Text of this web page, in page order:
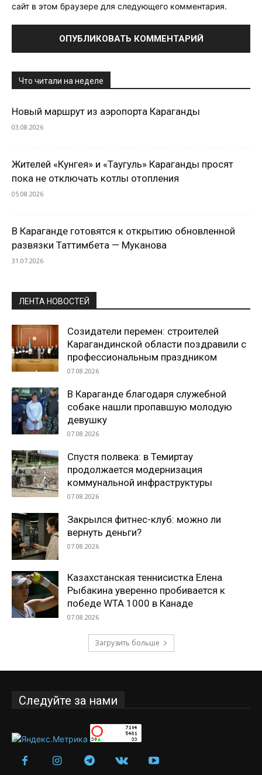
сайт в этом браузере для следующего комментария.
Что читали на неделе
Новый маршрут из аэропорта Караганды
03.08.2026
Жителей «Кунгея» и «Таугуль» Караганды просят
пока не отключать котлы отопления
05.08.2026
В Караганде готовятся к открытию обновленной
развязки Таттимбета — Муканова
31.07.2026
ЛЕНТА НОВОСТЕЙ
Созидатели перемен: строителей
Карагандинской области поздравили с
профессиональным праздником
07.08.2026
В Караганде благодаря служебной
собаке нашли пропавшую молодую
девушку
07.08.2026
Спустя полвека: в Темиртау
продолжается модернизация
коммунальной инфраструктуры
07.08.2026
Закрылся фитнес-клуб: можно ли
вернуть деньги?
07.08.2026
Казахстанская теннисистка Елена
Рыбакина уверенно пробивается к
победе WTA 1000 в Канаде
07.08.2026
Загрузить больше
Следуйте за нами